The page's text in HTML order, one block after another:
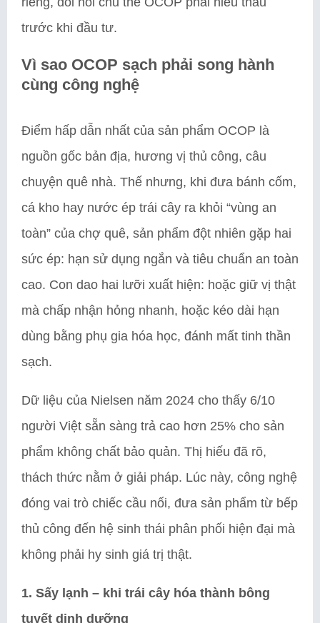
trước khi đầu tư.
Vì sao OCOP sạch phải song hành
cùng công nghệ
Điểm hấp dẫn nhất của sản phẩm OCOP là
nguồn gốc bản địa, hương vị thủ công, câu
chuyện quê nhà. Thế nhưng, khi đưa bánh cốm,
cá kho hay nước ép trái cây ra khỏi “vùng an
toàn” của chợ quê, sản phẩm đột nhiên gặp hai
sức ép: hạn sử dụng ngắn và tiêu chuẩn an toàn
cao. Con dao hai lưỡi xuất hiện: hoặc giữ vị thật
mà chấp nhận hỏng nhanh, hoặc kéo dài hạn
dùng bằng phụ gia hóa học, đánh mất tinh thần
sạch.
Dữ liệu của Nielsen năm 2024 cho thấy 6/10
người Việt sẵn sàng trả cao hơn 25% cho sản
phẩm không chất bảo quản. Thị hiếu đã rõ,
thách thức nằm ở giải pháp. Lúc này, công nghệ
đóng vai trò chiếc cầu nối, đưa sản phẩm từ bếp
thủ công đến hệ sinh thái phân phối hiện đại mà
không phải hy sinh giá trị thật.
1. Sấy lạnh – khi trái cây hóa thành bông
tuyết dinh dưỡng